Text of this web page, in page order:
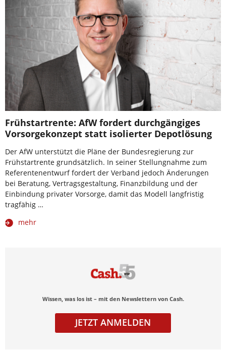
Frühstartrente: AfW fordert durchgängiges
Vorsorgekonzept statt isolierter Depotlösung
Der AfW unterstützt die Pläne der Bundesregierung zur
Frühstartrente grundsätzlich. In seiner Stellungnahme zum
Referentenentwurf fordert der Verband jedoch Änderungen
bei Beratung, Vertragsgestaltung, Finanzbildung und der
Einbindung privater Vorsorge, damit das Modell langfristig
tragfähig …
mehr
Wissen, was los ist – mit den Newslettern von Cash.
JETZT ANMELDEN